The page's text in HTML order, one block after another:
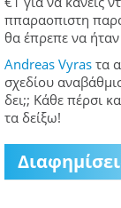
ππαραοπιστη
θα έπρεπε να
Andreas Vyras τα
σχεδίου
δει;; Κάθε πέρσι
τα δείξω!